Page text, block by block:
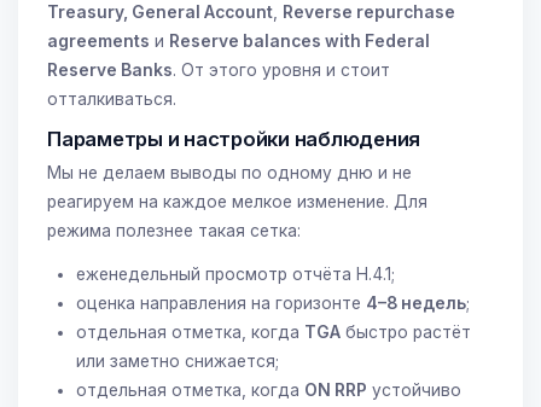
Treasury, General Account Reverse repurchase
agreements и Reserve balances with Federal
Reserve Banks. От этого уровня и стоит
отталкиваться.
Параметры и настройки наблюдения
Мы не делаем выводы по одному дню и не
реагируем на каждое мелкое изменение. Для
режима полезнее такая сетка:
еженедельный просмотр отчёта H.4.1;
оценка направления на горизонте 4–8 недель;
отдельная отметка, когда TGA быстро растёт
или заметно снижается;
отдельная отметка, когда ON RRP устойчиво